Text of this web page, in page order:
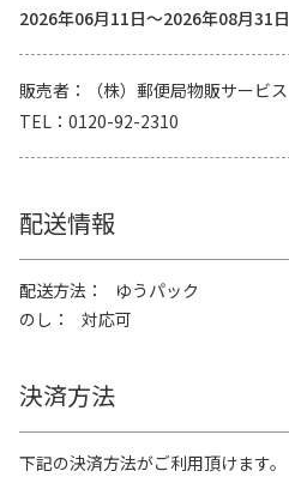
2026年06月11日～2026年08月31日
販売者
（株）郵便局物販サービス
TEL
0120-92-2310
配送情報
配送方法
ゆうパック
のし
対応可
決済方法
下記の決済方法がご利用頂けます。